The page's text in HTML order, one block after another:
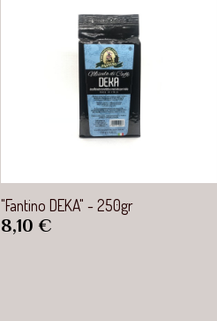
Aperçu rapide
"Fantino DEKA" - 250gr
Prix
8,10 €